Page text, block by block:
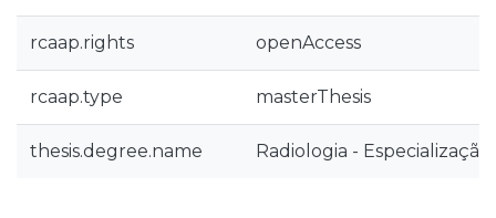
rcaap.rights openAccess
rcaap.type masterThesis
thesis.degree.name Radiologia -